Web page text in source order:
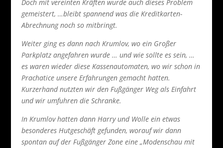
Doch mit vereinten Kräften wurde auch dieses Problem
gemeistert, …bleibt spannend was die Kreditkarten-
Abrechnung noch so mitbringt.
Weiter ging es dann nach Krumlov, wo ein Großer
Parkplatz angefahren wurde … und wie sollte es sein, …
es waren wieder diese Kassenautomaten, wo wir schon in
Prachatice unsere Erfahrungen gemacht hatten.
Kurzerhand nutzten wir den Fußgänger Weg als Einfahrt
und wir umfuhren die Schranke.
In Krumlov hatten dann Harry und Wolle ein etwas
besonderes Hutgeschäft gefunden, worauf wir dann
spontan auf der Fußgänger Zone eine „Modenschau mit